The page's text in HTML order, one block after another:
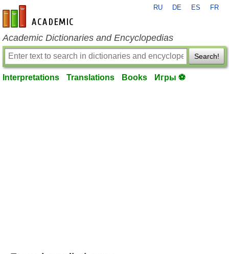
en-academic.com
RU DE ES FR
Academic Dictionaries and Encyclopedias
Search!
Interpretations Translations Books Игры ⚽